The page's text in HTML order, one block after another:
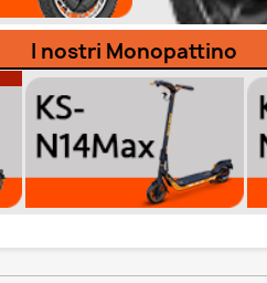
I nostri Monopattino